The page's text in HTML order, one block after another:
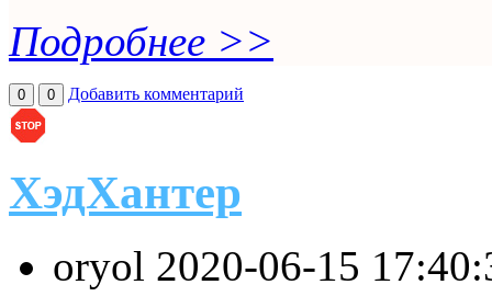
Подробнее >>
0 0 Добавить комментарий
ХэдХантер
oryol 2020-06-15